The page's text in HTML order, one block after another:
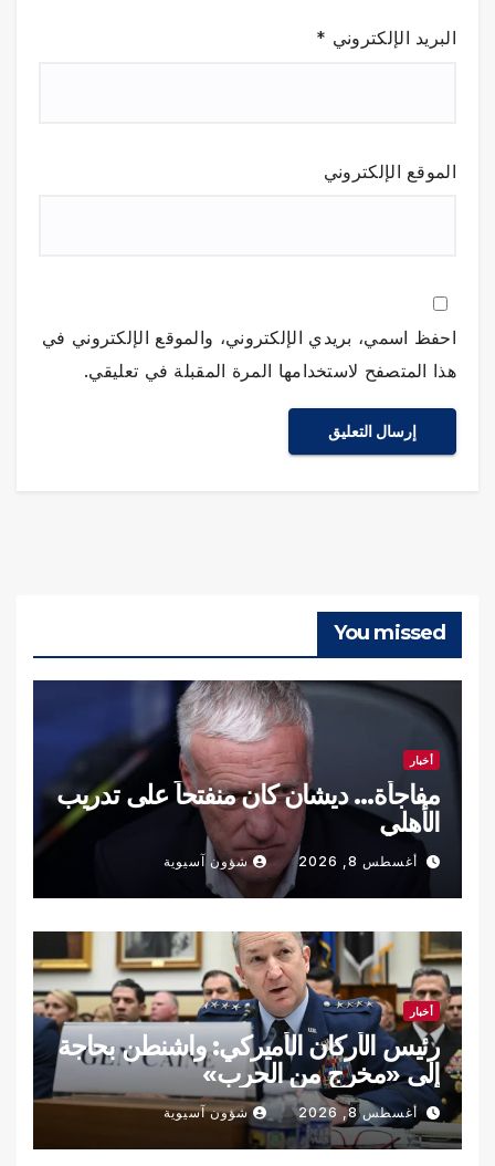
البريد الإلكتروني *
الموقع الإلكتروني
احفظ اسمي، بريدي الإلكتروني، والموقع الإلكتروني في
هذا المتصفح لاستخدامها المرة المقبلة في تعليقي.
You missed
أخبار
مفاجأة… ديشان كان منفتحاً على تدريب
الأهلي
أغسطس 8, 2026 شؤون آسيوية
أخبار
رئيس الأركان الأميركي: واشنطن بحاجة
إلى «مخرج من الحرب»
أغسطس 8, 2026 شؤون آسيوية